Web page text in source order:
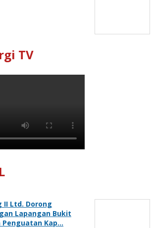
TV
II Ltd. Dorong
Lapangan Bukit
Penguatan Kap…